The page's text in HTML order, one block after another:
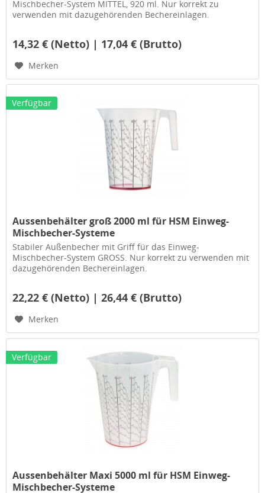
Mischbecher-System MITTEL, 920 ml. Nur korrekt zu
verwenden mit dazugehörenden Bechereinlagen.
14,32 € (Netto) | 17,04 € (Brutto)
Merken
Verfügbar
Aussenbehälter groß 2000 ml für HSM Einweg-
Mischbecher-Systeme
Stabiler Außenbecher mit Griff für das Einweg-
Mischbecher-System GROSS. Nur korrekt zu verwenden mit
dazugehörenden Bechereinlagen.
22,22 € (Netto) | 26,44 € (Brutto)
Merken
Verfügbar
Aussenbehälter Maxi 5000 ml für HSM Einweg-
Mischbecher-Systeme